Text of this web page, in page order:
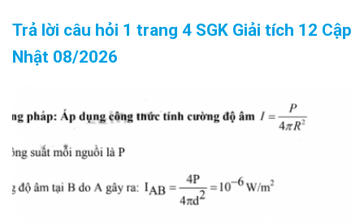
Trả lời câu hỏi 1 trang 4 SGK Giải tích 12 Cập
Nhật 08/2026